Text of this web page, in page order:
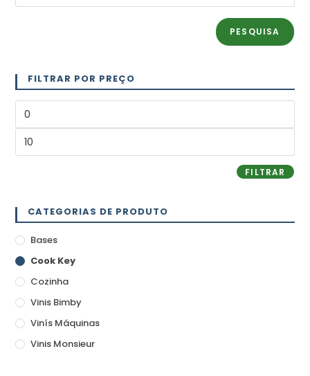
PESQUISA
FILTRAR POR PREÇO
FILTRAR
CATEGORIAS DE PRODUTO
Bases
Cook Key
Cozinha
Vinis Bimby
Vinís Máquinas
Vinis Monsieur